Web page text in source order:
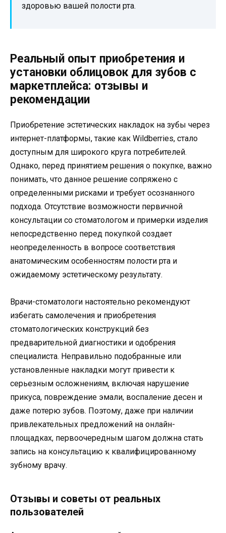
здоровью вашей полости рта.
Реальный опыт приобретения и
установки облицовок для зубов с
маркетплейса: отзывы и
рекомендации
Приобретение эстетических накладок на зубы через
интернет-платформы, такие как Wildberries, стало
доступным для широкого круга потребителей.
Однако, перед принятием решения о покупке, важно
понимать, что данное решение сопряжено с
определенными рисками и требует осознанного
подхода. Отсутствие возможности первичной
консультации со стоматологом и примерки изделия
непосредственно перед покупкой создает
неопределенность в вопросе соответствия
анатомическим особенностям полости рта и
ожидаемому эстетическому результату.
Врачи-стоматологи настоятельно рекомендуют
избегать самолечения и приобретения
стоматологических конструкций без
предварительной диагностики и одобрения
специалиста. Неправильно подобранные или
установленные накладки могут привести к
серьезным осложнениям, включая нарушение
прикуса, повреждение эмали, воспаление десен и
даже потерю зубов. Поэтому, даже при наличии
привлекательных предложений на онлайн-
площадках, первоочередным шагом должна стать
запись на консультацию к квалифицированному
зубному врачу.
Отзывы и советы от реальных
пользователей